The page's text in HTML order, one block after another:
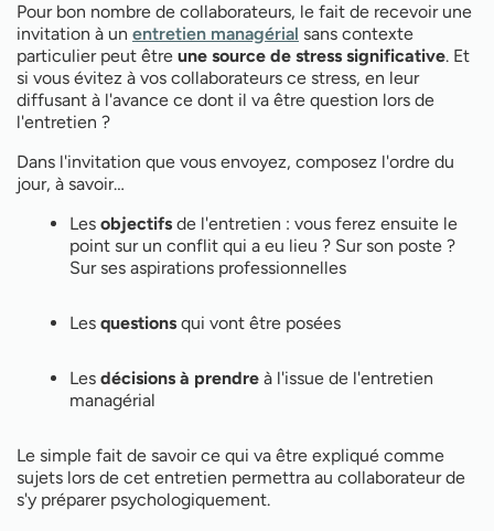
Pour bon nombre de collaborateurs, le fait de recevoir une
invitation à un entretien managérial sans contexte
particulier peut être une source de stress significative. Et
si vous évitez à vos collaborateurs ce stress, en leur
diffusant à l'avance ce dont il va être question lors de
l'entretien ?
Dans l'invitation que vous envoyez, composez l'ordre du
jour, à savoir…
Les objectifs de l'entretien : vous ferez ensuite le
point sur un conflit qui a eu lieu ? Sur son poste ?
Sur ses aspirations professionnelles
Les questions qui vont être posées
Les décisions à prendre à l'issue de l'entretien
managérial
Le simple fait de savoir ce qui va être expliqué comme
sujets lors de cet entretien permettra au collaborateur de
s'y préparer psychologiquement.